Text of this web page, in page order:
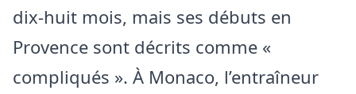
dix-huit mois, mais ses débuts en
Provence sont décrits comme «
compliqués ». À Monaco, l’entraîneur